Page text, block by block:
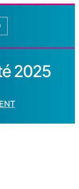
2025